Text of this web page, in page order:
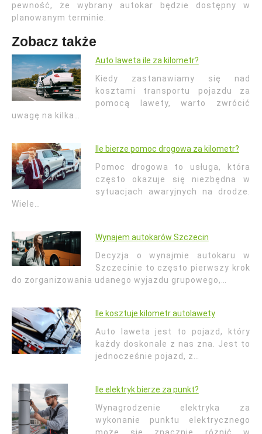
pewność, że wybrany autokar będzie dostępny w
planowanym terminie.
Zobacz także
Auto laweta ile za kilometr?
Kiedy zastanawiamy się nad
kosztami transportu pojazdu za
pomocą lawety, warto zwrócić
uwagę na kilka…
Ile bierze pomoc drogowa za kilometr?
Pomoc drogowa to usługa, która
często okazuje się niezbędna w
sytuacjach awaryjnych na drodze.
Wiele…
Wynajem autokarów Szczecin
Decyzja o wynajmie autokaru w
Szczecinie to często pierwszy krok
do zorganizowania udanego wyjazdu grupowego,…
Ile kosztuje kilometr autolawety
Auto laweta jest to pojazd, który
każdy doskonale z nas zna. Jest to
jednocześnie pojazd, z…
Ile elektryk bierze za punkt?
Wynagrodzenie elektryka za
wykonanie punktu elektrycznego